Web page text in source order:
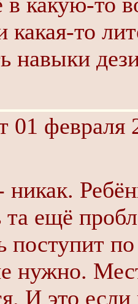
какая-то
навыки
01 февраля
та ещё
поступит
нужно.
И это если